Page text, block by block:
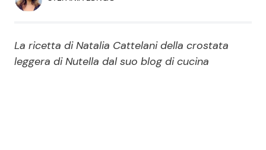
Economia
Persone Scomparse Programmi TV
La ricetta di Natalia Cattelani della crostata
leggera di Nutella dal suo blog di cucina